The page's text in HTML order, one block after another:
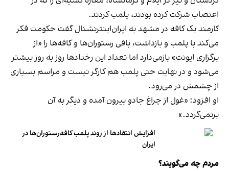
اعتصاب شرکت کرده بودند، پلمب کردند.
کارمند یک کافه در مشهد به ایران‌اینترنشنال گفت حکومت فکر
می‌کند با پلمب و بازداشت، باقی رستوران‌ها و کافه‌ها را «از
برگزاری ایونت» بازمی‌دارد اما تعداد این رخدادها روز به روز بیشتر
می‌شود و در نهایت حتی پلمب هم کارگر نیست و مراسم بسیاری
از چشمش در می‌رود.
او افزود: «غول از چراغ جادو بیرون آمده و دیگر به آن
برنمی‎‌گردد.»
افزایش انتقادها از روند پلمب کافه‌رستوران‌ها در
ایران
مردم چه می‌گویند؟